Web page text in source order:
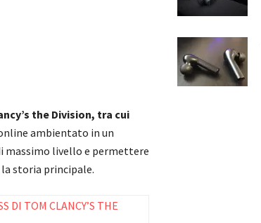
the Division, tra cui
ambientato in un
massimo livello e permettere
la storia principale.